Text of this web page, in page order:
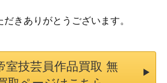
きありがとうございます。
室技芸員作品買取 無